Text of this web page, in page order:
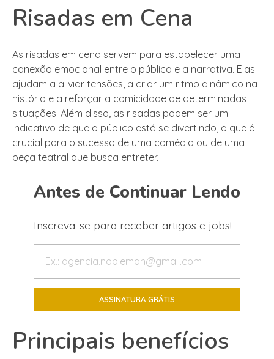
Risadas em Cena
As risadas em cena servem para estabelecer uma
conexão emocional entre o público e a narrativa. Elas
ajudam a aliviar tensões, a criar um ritmo dinâmico na
história e a reforçar a comicidade de determinadas
situações. Além disso, as risadas podem ser um
indicativo de que o público está se divertindo, o que é
crucial para o sucesso de uma comédia ou de uma
peça teatral que busca entreter.
Antes de Continuar Lendo
Inscreva-se para receber artigos e jobs!
Principais benefícios